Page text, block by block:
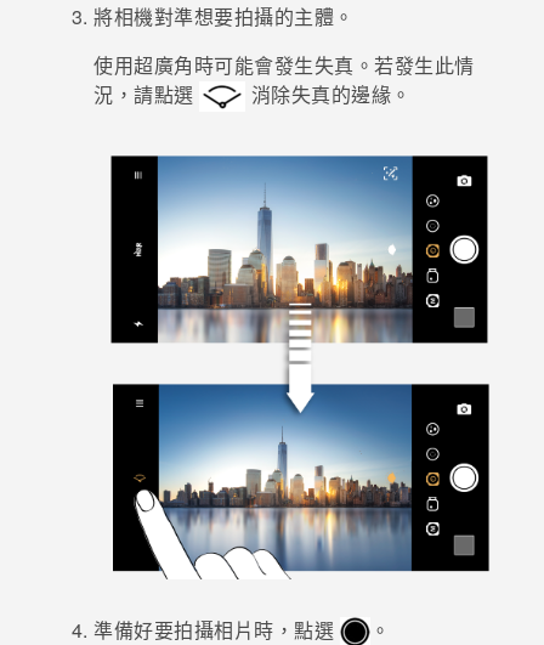
企業採購
VIVELAND
將相機對準想要拍攝的主體。
使用超廣角時可能會發生失真。若發生此情
況，請點選
消除失真的邊緣。
準備好要拍攝相片時，點選
。